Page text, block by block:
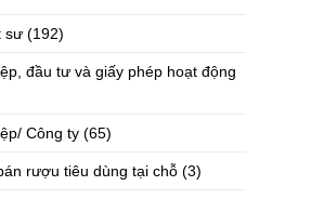
sư (192)
đầu tư và giấy phép hoạt động
Công ty (65)
rượu tiêu dùng tại chỗ (3)